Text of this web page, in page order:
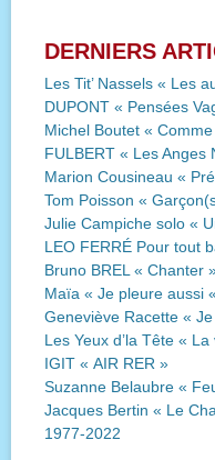
DERNIERS
Les Tit’ Nassels « Les
DUPONT « Pensées
Michel Boutet «
FULBERT « Les Anges
Marion Cousineau «
Tom Poisson «
Julie Campiche solo «
LEO FERRÉ Pour tout
Bruno BREL « Chanter
Maïa « Je pleure aussi «
Geneviève Racette «
Les Yeux d’la Tête «
IGIT « AIR RER »
Suzanne Belaubre «
Jacques Bertin « Le
1977-2022